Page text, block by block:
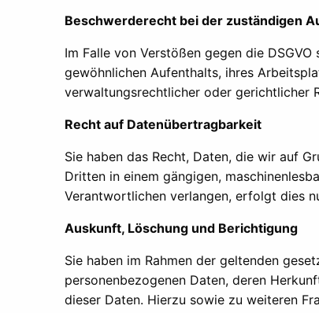
Beschwerderecht bei der zuständigen
Im Falle von Verstößen gegen die
gewöhnlichen Aufenthalts, ihres
verwaltungsrechtlicher oder gerichtlicher
Recht auf Datenübertragbarkeit
Sie haben das Recht, Daten, die wir auf
Dritten in einem gängigen,
Verantwortlichen verlangen, erfolgt dies
Auskunft, Löschung und Berichtigung
Sie haben im Rahmen der geltenden
personenbezogenen Daten, deren
dieser Daten. Hierzu sowie zu weiteren